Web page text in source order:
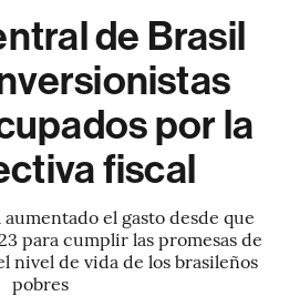
de Brasil
por la
fiscal
el gasto desde que
para cumplir las promesas de
nivel de vida de los brasileños
pobres